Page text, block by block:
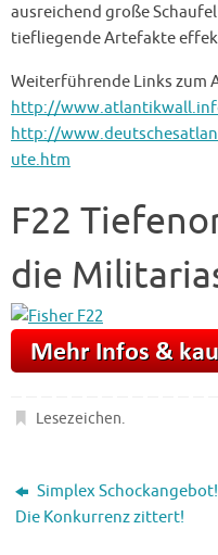
ausreichend große
tiefliegende Artefakte
Weiterführende Links zum
http://
http://
ute.htm
F22
die
Lesezeichen.
Simplex Schockangebot!
Die Konkurrenz zittert!